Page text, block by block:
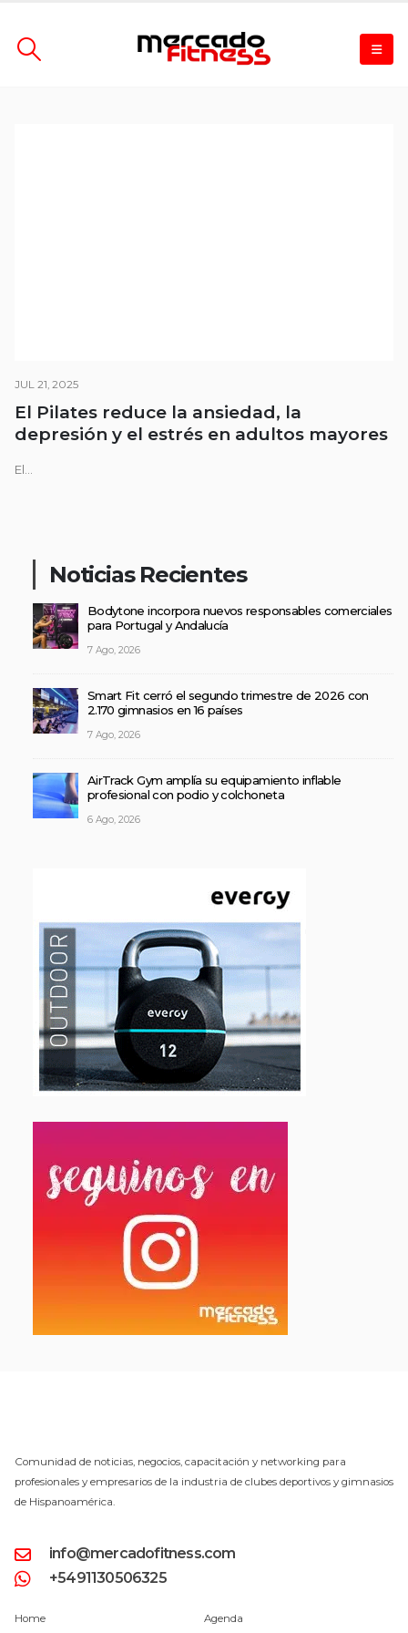
JUL 21, 2025
El Pilates reduce la ansiedad, la
depresión y el estrés en adultos mayores
El...
Noticias Recientes
Bodytone incorpora nuevos responsables comerciales
para Portugal y Andalucía
7 Ago, 2026
Smart Fit cerró el segundo trimestre de 2026 con
2.170 gimnasios en 16 países
7 Ago, 2026
AirTrack Gym amplía su equipamiento inflable
profesional con podio y colchoneta
6 Ago, 2026
Comunidad de noticias, negocios, capacitación y networking para
profesionales y empresarios de la industria de clubes deportivos y gimnasios
de Hispanoamérica.
info@mercadofitness.com
+5491130506325
Home Agenda